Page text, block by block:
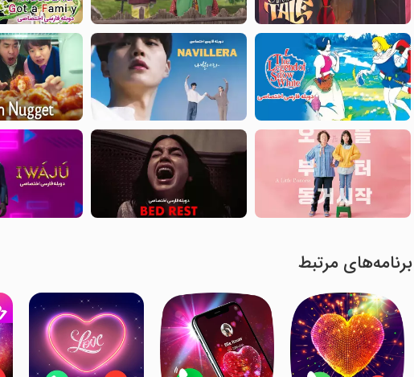
برنامه‌های مرتبط